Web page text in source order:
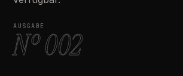
AUSGABE
Nº 002